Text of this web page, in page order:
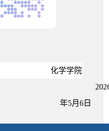
化学学院
20
年5月 6日